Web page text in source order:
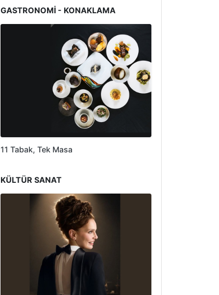
GASTRONOMİ - KONAKLAMA
11 Tabak, Tek Masa
KÜLTÜR SANAT